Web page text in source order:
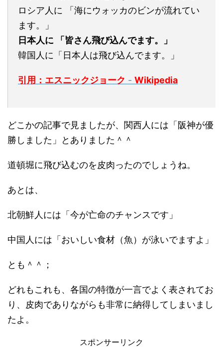
ロシア人に 「海にウォッカのビンが流れてい
ます。」
日本人に 「皆さん飛び込んでます。」
韓国人に「日本人は飛び込んでます。」
引用：エスニックジョーク - Wikipedia
どこかの記事で見ましたが、関西人には「阪神が優
勝しました」とありました＾＾
道頓堀に飛び込むのを皮肉ったのでしょうね。
あとは、
北朝鮮人には「今が亡命のチャンスです」
中国人には「おいしい食材（魚）が泳いでますよ」
とも＾＾；
どれもこれも、各国の特徴が一言でよく表されてお
り、皮肉でありながらも非常に納得してしまいまし
たよ。
スポンサーリンク